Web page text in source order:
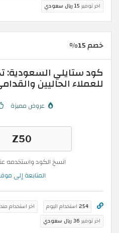
اخر توفير 15 ريال سعودي
خصم 15%
للعملاء الحاليين
عروض مميزة
انسخ الكود واستخدمه
المتابعة إلى
254 استخدام اليوم اخر استخدام منذ
اخر توفير 36 ريال سعودي